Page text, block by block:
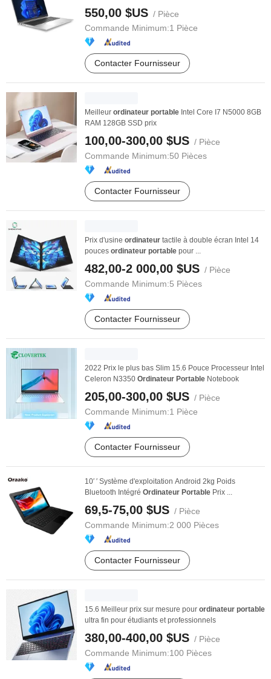
550,00 $US / Pièce
Commande Minimum:1 Pièce
Contacter Fournisseur
Meilleur ordinateur portable Intel Core I7 N5000 8GB
RAM 128GB SSD prix
100,00-300,00 $US / Pièce
Commande Minimum:50 Pièces
Contacter Fournisseur
Prix d'usine ordinateur tactile à double écran Intel 14
pouces ordinateur portable pour ...
482,00-2 000,00 $US / Pièce
Commande Minimum:5 Pièces
Contacter Fournisseur
2022 Prix le plus bas Slim 15.6 Pouce Processeur Intel
Celeron N3350 Ordinateur Portable Notebook
205,00-300,00 $US / Pièce
Commande Minimum:1 Pièce
Contacter Fournisseur
10′ ′ Système d'exploitation Android 2kg Poids
Bluetooth Intégré Ordinateur Portable Prix ...
69,5-75,00 $US / Pièce
Commande Minimum:2 000 Pièces
Contacter Fournisseur
15.6 Meilleur prix sur mesure pour ordinateur portable
ultra fin pour étudiants et professionnels
380,00-400,00 $US / Pièce
Commande Minimum:100 Pièces